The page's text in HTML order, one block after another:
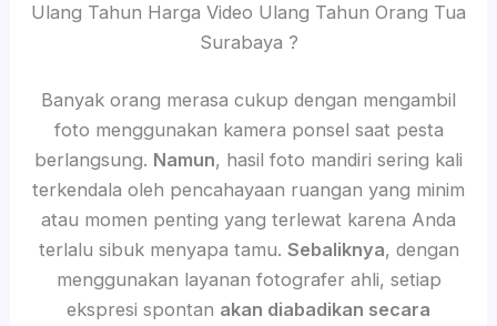
Ulang Tahun Harga Video Ulang Tahun Orang Tua
Surabaya ?
Banyak orang merasa cukup dengan mengambil
foto menggunakan kamera ponsel saat pesta
berlangsung. Namun, hasil foto mandiri sering kali
terkendala oleh pencahayaan ruangan yang minim
atau momen penting yang terlewat karena Anda
terlalu sibuk menyapa tamu. Sebaliknya, dengan
menggunakan layanan fotografer ahli, setiap
ekspresi spontan akan diabadikan secara